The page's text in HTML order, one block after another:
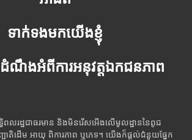
ទាក់ទងមកយើងខ្ញុំ
ណឹងអំពីការអនុវត្តឯកជនភាព
ពលរដ្ឋជាធរមាន និងមិនរើសអើងលើមូលដ្ឋាននៃពូជ
ដើម អាយុ ពិការភាព ឬភេទ។ យើងក៏ផ្តល់ជំនួយផ្នែក